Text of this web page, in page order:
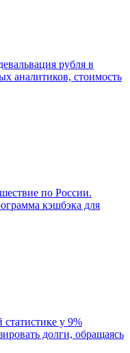
рубля в
аналитиков, стоимость
по России.
кэшбэка для
у 9%
долги, обращаясь